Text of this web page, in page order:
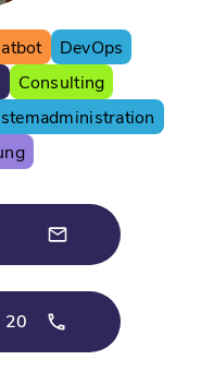
DevOps
Consulting